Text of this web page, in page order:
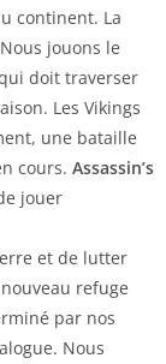
continent. La
jouons le
doit traverser
Les Vikings
une bataille
cours. Assassin’s
jouer
et de lutter
refuge
par nos
Nous